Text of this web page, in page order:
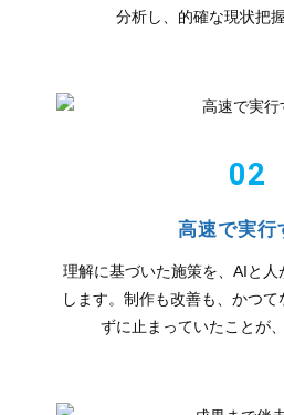
分析し、的確な現状把
02
高速で実行
理解に基づいた施策を、AIと人
します。制作も改善も、かつ
ずに止まっていたことが